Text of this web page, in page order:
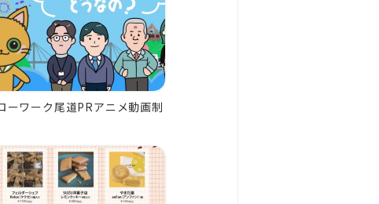
ーワーク尾道PRアニメ動画制